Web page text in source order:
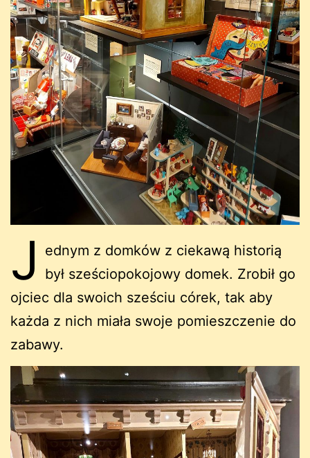
J
ednym z domków z ciekawą historią
był sześciopokojowy domek. Zrobił go
ojciec dla swoich sześciu córek, tak aby
każda z nich miała swoje pomieszczenie do
zabawy.